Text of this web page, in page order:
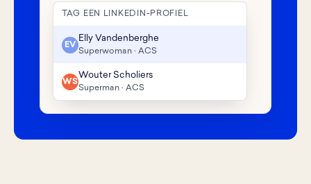
TAG EEN LINKEDIN-PROFIEL
EV
Elly Vandenberghe
Superwoman · ACS
WS
Wouter Scholiers
Superman · ACS